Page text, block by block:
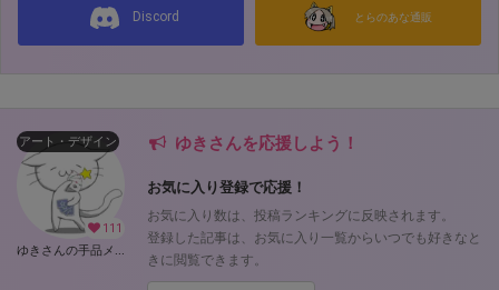
Discord とらのあな通販
111
アート・デザイン
ゆきさんの手品メモ (ゆき)
ゆきさんを応援しよう！
お気に入り登録で応援！
お気に入り数は、投稿ランキングに反映されます。
登録した記事は、お気に入り一覧からいつでも好きなと
きに閲覧できます。